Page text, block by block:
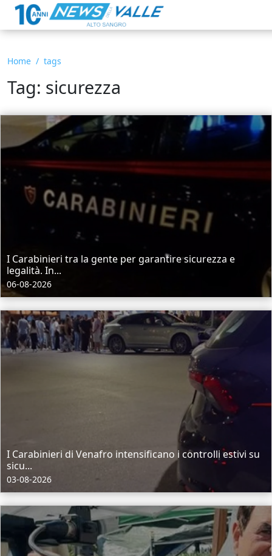
Home tags
Tag: sicurezza
I Carabinieri tra la gente per garantire sicurezza e
legalità. In...
06-08-2026
I Carabinieri di Venafro intensificano i controlli estivi su
sicu...
03-08-2026